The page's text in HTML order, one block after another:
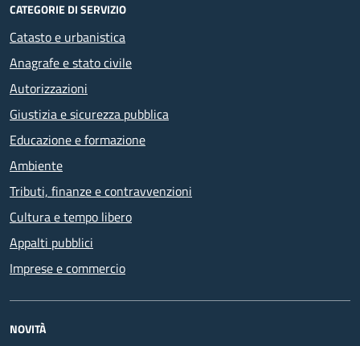
CATEGORIE DI SERVIZIO
Catasto e urbanistica
Anagrafe e stato civile
Autorizzazioni
Giustizia e sicurezza pubblica
Educazione e formazione
Ambiente
Tributi, finanze e contravvenzioni
Cultura e tempo libero
Appalti pubblici
Imprese e commercio
NOVITÀ